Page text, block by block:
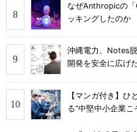
なぜAnthropicの「
ッキングしたのか
沖縄電力、Notes
開発を安全に広げ
【マンガ付き】ひ
る”中堅中小企業こ